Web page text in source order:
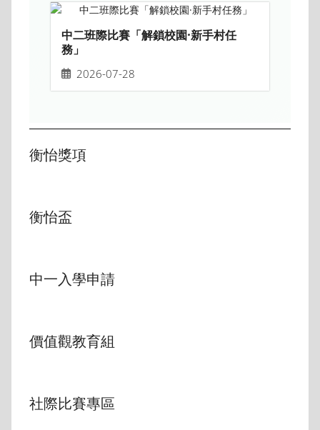
中二班際比賽「解鎖校園·新手村任
務」
2026-07-28
衡怡獎項
衡怡盃
中一入學申請
價值觀教育組
社際比賽專區